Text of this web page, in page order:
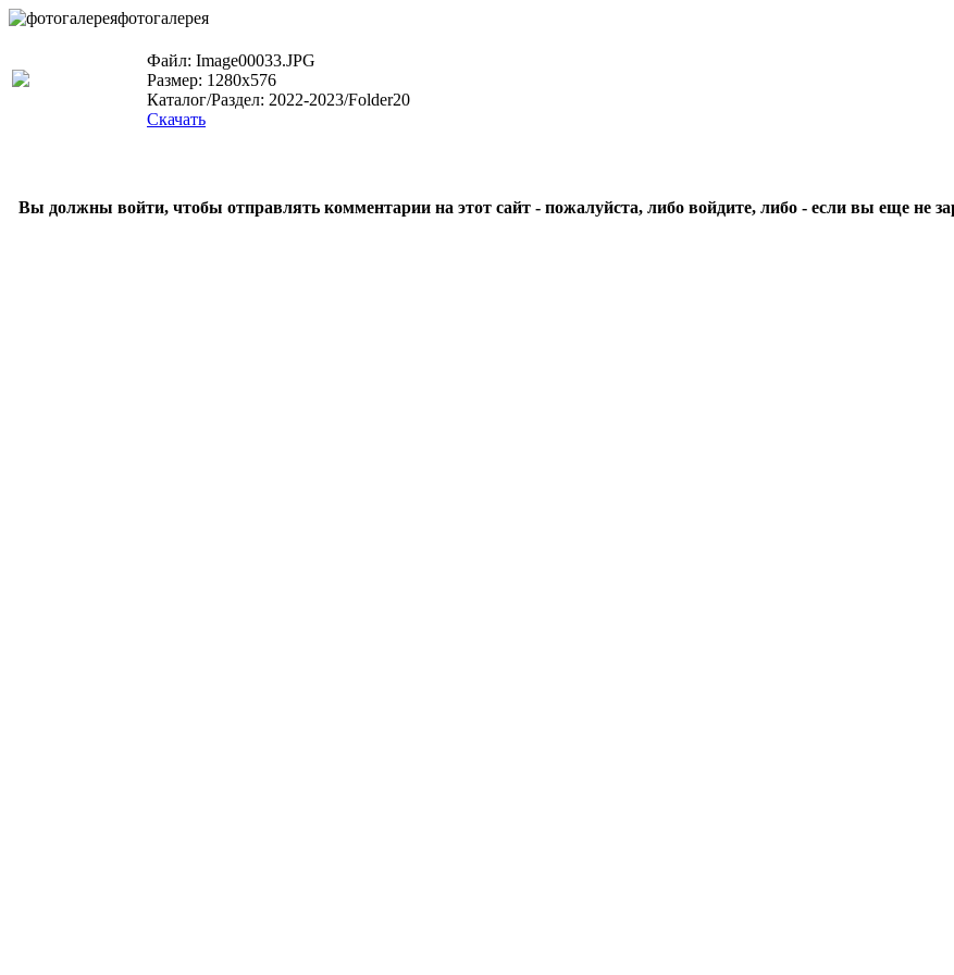
фотогалерея
Файл: Image00033.JPG
Размер: 1280x576
Каталог/Раздел: 2022-2023/Folder20
Скачать
Вы должны войти, чтобы отправлять комментарии на этот сайт - пожалуйста, либо войдите, либо - если вы еще не